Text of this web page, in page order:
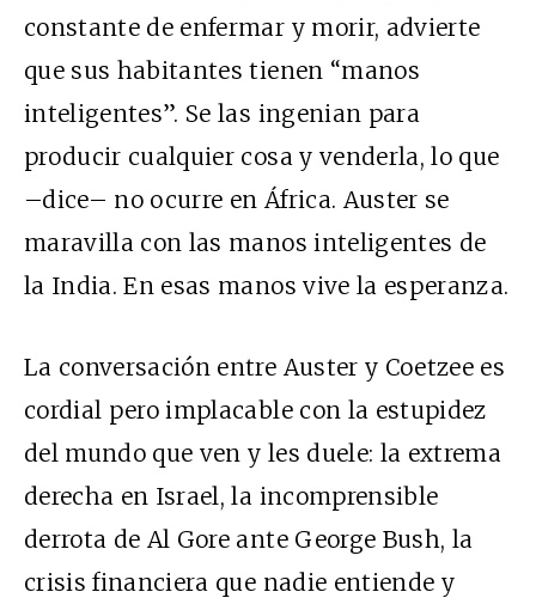
constante de enfermar y morir, advierte
que sus habitantes tienen “manos
inteligentes”. Se las ingenian para
producir cualquier cosa y venderla, lo que
–dice– no ocurre en África. Auster se
maravilla con las manos inteligentes de
la India. En esas manos vive la esperanza.
La conversación entre Auster y Coetzee es
cordial pero implacable con la estupidez
del mundo que ven y les duele: la extrema
derecha en Israel, la incomprensible
derrota de Al Gore ante George Bush, la
crisis financiera que nadie entiende y